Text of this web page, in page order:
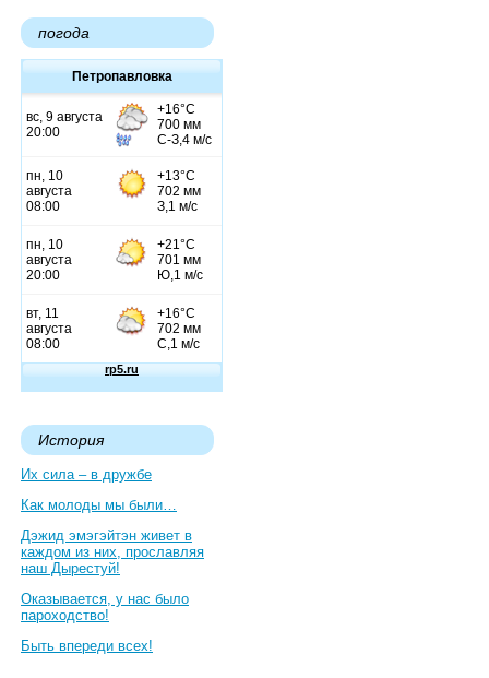
погода
Петропавловка
История
Их сила – в дружбе
Как молоды мы были…
Дэжид эмэгэйтэн живет в
каждом из них, прославляя
наш Дырестуй!
Оказывается, у нас было
пароходство!
Быть впереди всех!